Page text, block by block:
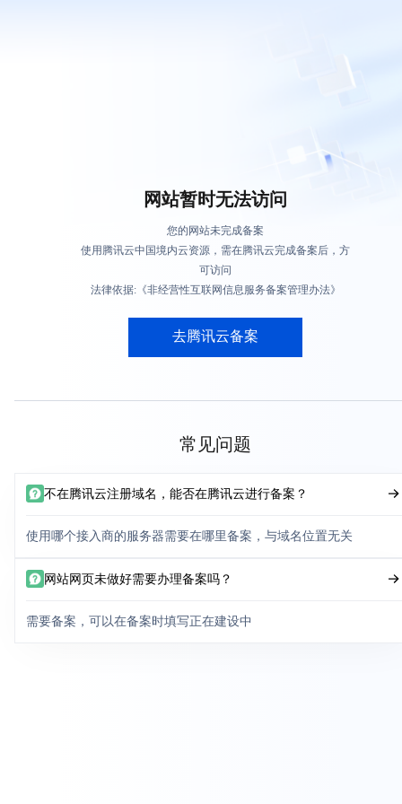
网站暂时无法访问
您的网站未完成备案
使用腾讯云中国境内云资源，需在腾讯云完成备案后，方
可访问
法律依据:《非经营性互联网信息服务备案管理办法》
去腾讯云备案
常见问题
不在腾讯云注册域名，能否在腾讯云进行备案？
使用哪个接入商的服务器需要在哪里备案，与域名位置无关
网站网页未做好需要办理备案吗？
需要备案，可以在备案时填写正在建设中